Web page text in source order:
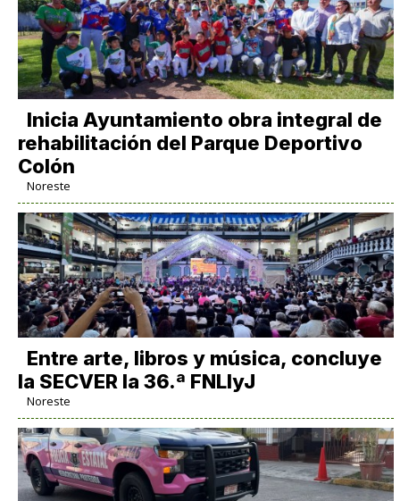
Inicia Ayuntamiento obra integral de
rehabilitación del Parque Deportivo
Colón
Noreste
Entre arte, libros y música, concluye
la SECVER la 36.ª FNLIyJ
Noreste